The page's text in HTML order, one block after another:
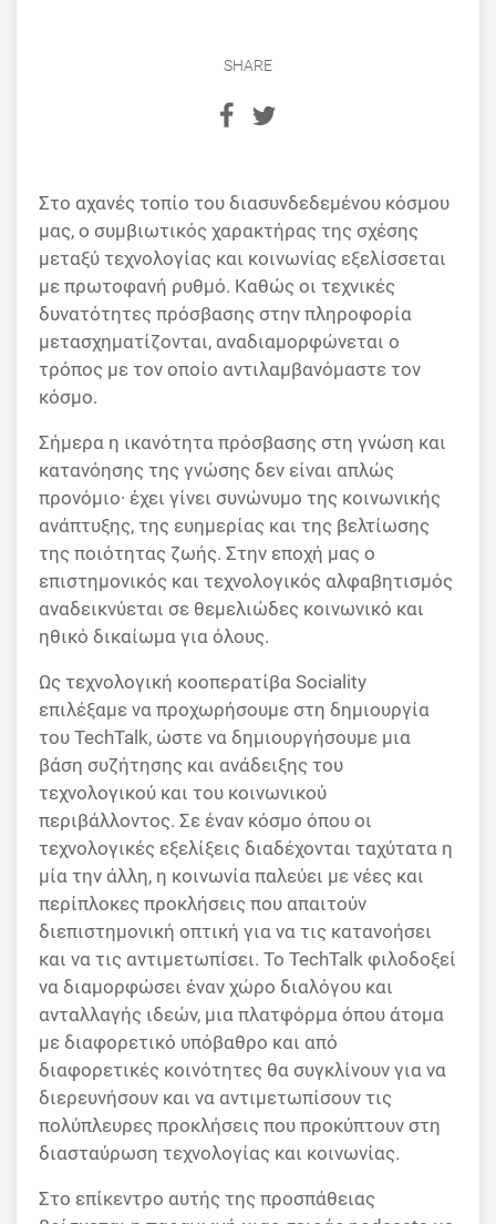
SHARE
Στο αχανές τοπίο του διασυνδεδεμένου κόσμου
μας, ο συμβιωτικός χαρακτήρας της σχέσης
μεταξύ τεχνολογίας και κοινωνίας εξελίσσεται
με πρωτοφανή ρυθμό. Καθώς οι τεχνικές
δυνατότητες πρόσβασης στην πληροφορία
μετασχηματίζονται, αναδιαμορφώνεται ο
τρόπος με τον οποίο αντιλαμβανόμαστε τον
κόσμο.
Σήμερα η ικανότητα πρόσβασης στη γνώση και
κατανόησης της γνώσης δεν είναι απλώς
προνόμιο· έχει γίνει συνώνυμο της κοινωνικής
ανάπτυξης, της ευημερίας και της βελτίωσης
της ποιότητας ζωής. Στην εποχή μας ο
επιστημονικός και τεχνολογικός αλφαβητισμός
αναδεικνύεται σε θεμελιώδες κοινωνικό και
ηθικό δικαίωμα για όλους.
Ως τεχνολογική κοοπερατίβα Sociality
επιλέξαμε να προχωρήσουμε στη δημιουργία
του TechTalk, ώστε να δημιουργήσουμε μια
βάση συζήτησης και ανάδειξης του
τεχνολογικού και του κοινωνικού
περιβάλλοντος. Σε έναν κόσμο όπου οι
τεχνολογικές εξελίξεις διαδέχονται ταχύτατα η
μία την άλλη, η κοινωνία παλεύει με νέες και
περίπλοκες προκλήσεις που απαιτούν
διεπιστημονική οπτική για να τις κατανοήσει
και να τις αντιμετωπίσει. Το TechTalk φιλοδοξεί
να διαμορφώσει έναν χώρο διαλόγου και
ανταλλαγής ιδεών, μια πλατφόρμα όπου άτομα
με διαφορετικό υπόβαθρο και από
διαφορετικές κοινότητες θα συγκλίνουν για να
διερευνήσουν και να αντιμετωπίσουν τις
πολύπλευρες προκλήσεις που προκύπτουν στη
διασταύρωση τεχνολογίας και κοινωνίας.
Στο επίκεντρο αυτής της προσπάθειας